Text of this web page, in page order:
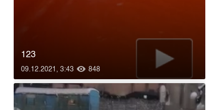
09.12.2021, 3:43 848
123